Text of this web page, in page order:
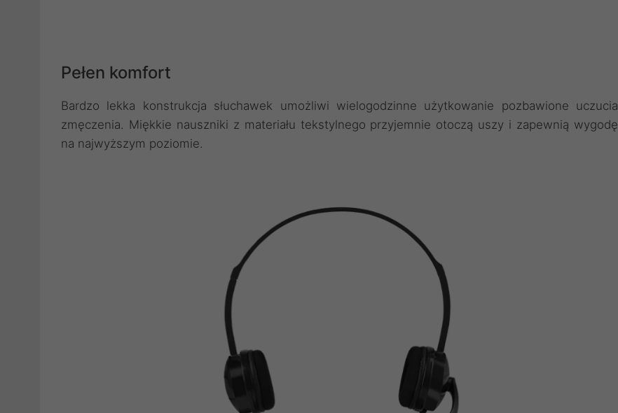
Pełen komfort
Bardzo lekka konstrukcja słuchawek umożliwi wielogodzinne użytkowanie pozbawione uczucia
zmęczenia. Miękkie nauszniki z materiału tekstylnego przyjemnie otoczą uszy i zapewnią wygodę
na najwyższym poziomie.